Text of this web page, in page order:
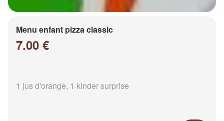
Menu enfant pizza classic
7.00 €
1 jus d'orange, 1 kinder surprise